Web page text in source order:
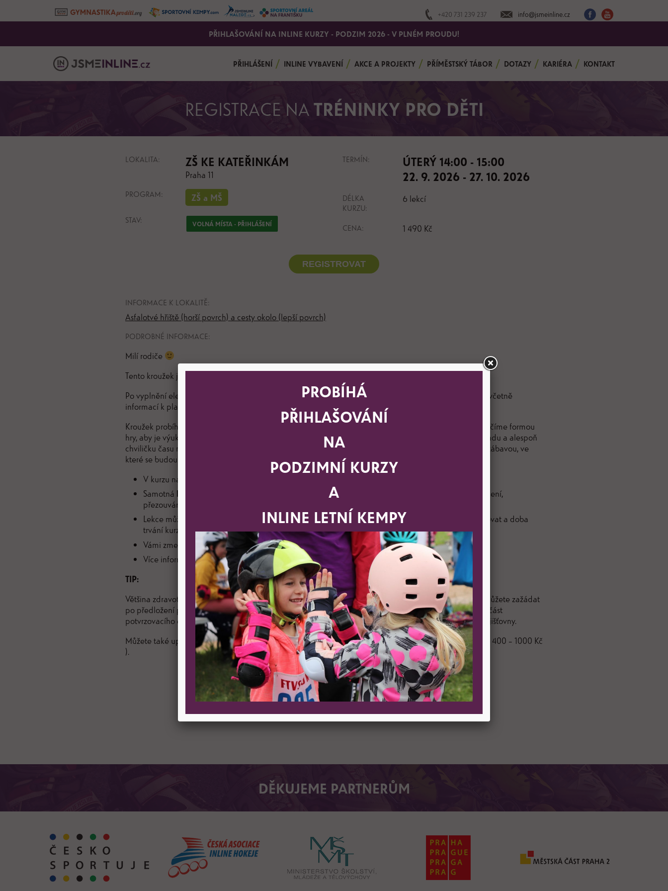
+420 731 239 237 info@jsmeinline.cz
PŘIHLAŠOVÁNÍ NA INLINE KURZY - PODZIM 2026 - V PLNÉM PROUDU!
PŘIHLÁŠENÍ INLINE VYBAVENÍ AKCE A PROJEKTY PŘÍMĚSTSKÝ TÁBOR DOTAZY KARIÉRA KONTAKT
REGISTRACE NA TRÉNINKY PRO DĚTI
LOKALITA: ZŠ KE KATEŘINKÁM
Praha 11
PROGRAM: ZŠ a MŠ
STAV: VOLNÁ MÍSTA - PŘIHLÁŠENÍ
TERMÍN:
ÚTERÝ 14:00 - 15:00
22. 9. 2026 - 27. 10. 2026
DÉLKA
KURZU:
6 lekcí
CENA: 1 490 Kč
REGISTROVAT
INFORMACE K LOKALITĚ:
Asfalotvé hřiště (horší povrch) a cesty okolo (lepší povrch)
PODROBNÉ INFORMACE:
Milí rodiče
Tento kroužek je určený pro děti ve věku od 6 do 11 let (po dohodě s rodiči i od 5 do 12).
Po vyplnění elektronické přihlášky (níže) obdrží rodič e-mailem potvrzení o přihlášení dítěte do kroužku včetně
informací k platbě (v příloze).
Kroužek probíhá zábavnou formou, při které si děti velice rychle osvojí nové bruslařské dovednosti. Vše učíme formou
hry, aby je výuka bavila. I když se jedná o hromadnou formu výuky, tak se snažíme nenechat nikoho pozadu a alespoň
chviličku času mu individuálně věnovat. Jsme si jistí, že se pro Vaše děti inline bruslení stane především zábavou, ve
které se budou chtít neustále zdokonalovat.
V kurzu na děti čeká
Samotná lekce inline bruslení trvá 45 minut
, zbývající čas je věnován přesunu dětí na místo bruslení,
přezouvání a upevnění ochranných pomůcek.
Lekce může být zrušena kvůli špatnému počasí. V tomto případě bude instruktor Vás i školu informovat a doba
trvání kurzu se o týden posune nebo se zbývající lekce prodlouží.
Vámi zmeškané lekce lze nahrazovat kdykoliv a kdekoliv po celou dobu trvání vašeho kroužku.
Více informací naleznete na webu v sekci –
DOTAZY
TIP:
Většina zdravotních pojišťoven přispívá částkou min. 500 Kč na dětské pohybové aktivity. O příspěvek můžete zažádat
po předložení platebního dokladu (faktury), který zasíláme automaticky po úhradě kurzovného jako součást
potvrzovacího emailu o zaplacení. O konkrétních podmínkách je třeba se informovat u své zdravotní pojišťovny.
Můžete také uplatnit příspěvek z „Aktivního města“ – každá městská část poskytuje jinou výši příspěvku ( 400 – 1000 Kč
).
REGISTROVAT
DĚKUJEME PARTNERŮM
PROBÍHÁ
PŘIHLAŠOVÁNÍ
NA
PODZIMNÍ KURZY
A
INLINE LETNÍ KEMPY